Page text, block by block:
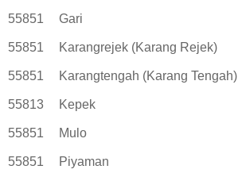
55851 Gari
55851 Karangrejek (Karang Rejek)
55851 Karangtengah (Karang Tengah)
55813 Kepek
55851 Mulo
55851 Piyaman